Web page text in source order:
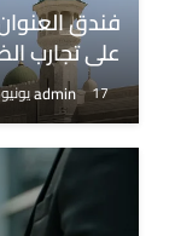
فندق
على تجارب
admin 17 يونيو، 2025